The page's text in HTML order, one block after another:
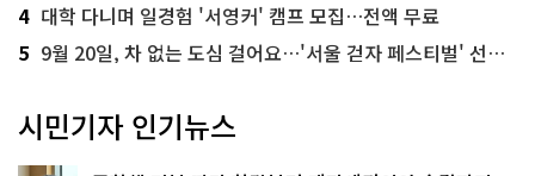
4 대학 다니며 일경험 '서영커' 캠프 모집…전액 무료
5 9월 20일, 차 없는 도심 걸어요…'서울 걷자 페스티벌' 선착순 5천명
시민기자 인기뉴스